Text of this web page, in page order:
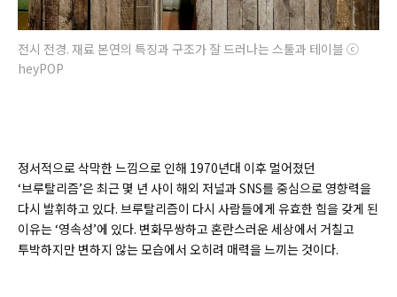
전시 전경. 재료 본연의 특징과 구조가 잘 드러나는 스툴과 테이블 ⓒ
heyPOP
정서적으로 삭막한 느낌으로 인해 1970년대 이후 멀어졌던
‘브루탈리즘’은 최근 몇 년 사이 해외 저널과 SNS를 중심으로 영향력을
다시 발휘하고 있다. 브루탈리즘이 다시 사람들에게 유효한 힘을 갖게 된
이유는 ‘영속성’에 있다. 변화무쌍하고 혼란스러운 세상에서 거칠고
투박하지만 변하지 않는 모습에서 오히려 매력을 느끼는 것이다.